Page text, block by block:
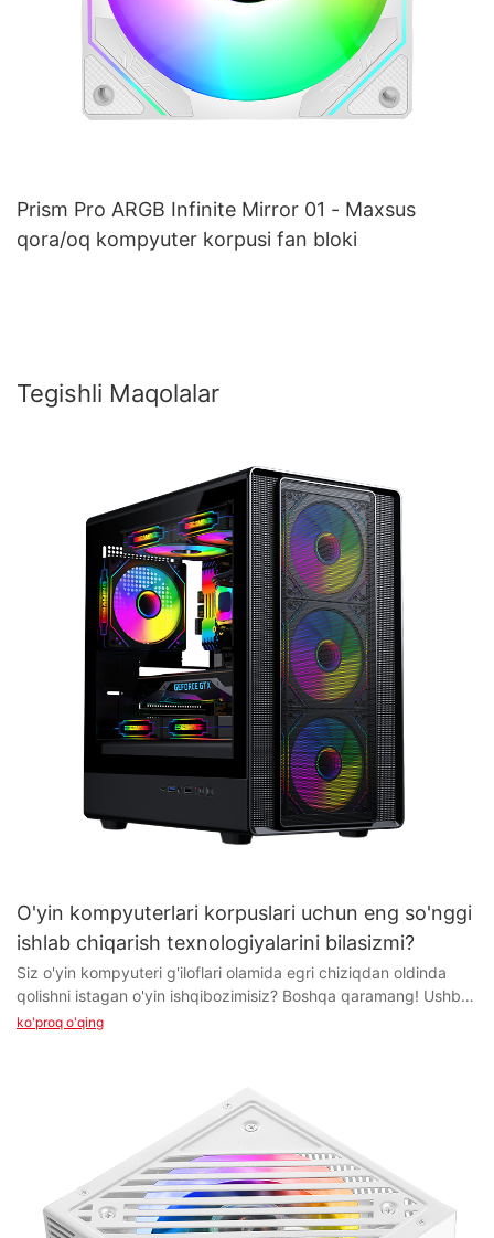
Prism Pro ARGB Infinite Mirror 01 - Maxsus
qora/oq kompyuter korpusi fan bloki
Tegishli Maqolalar
O'yin kompyuterlari korpuslari uchun eng so'nggi
ishlab chiqarish texnologiyalarini bilasizmi?
Siz o'yin kompyuteri g'iloflari olamida egri chiziqdan oldinda
qolishni istagan o'yin ishqibozimisiz? Boshqa qaramang! Ushbu
maqolada biz o'yin kompyuterlari korpuslarining dizayni va
texnologiyalar o'yin sozlamalarini keyingi bosqichga qanday
olib borayotganini bilib oling. Oʻyin kompyuteri korpusi
texnologiyasidagi soʻnggi yangiliklardan xabardor boʻling va
oʻyin tajribangizni oshiring.
- O'yin kompyuterlari korpuslarining evolyutsiyasiga kirish O'yin
ko'proq o'qing